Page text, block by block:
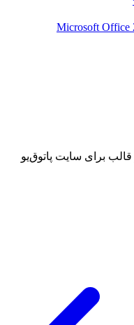
قالب برای سایت پاتوق‌یو